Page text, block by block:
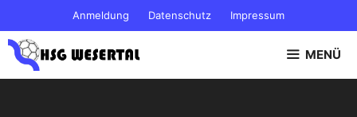
Inhalt
springen
Anmeldung Datenschutz Impressum
MENÜ